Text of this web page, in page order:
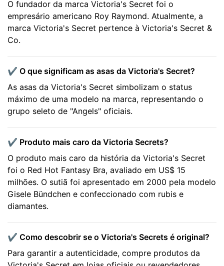
O fundador da marca Victoria's Secret foi o
empresário americano Roy Raymond. Atualmente, a
marca Victoria's Secret pertence à Victoria's Secret &
Co.
✔️ O que significam as asas da Victoria's Secret?
As asas da Victoria's Secret simbolizam o status
máximo de uma modelo na marca, representando o
grupo seleto de "Angels" oficiais.
✔️ Produto mais caro da Victoria Secrets?
O produto mais caro da história da Victoria's Secret
foi o Red Hot Fantasy Bra, avaliado em US$ 15
milhões. O sutiã foi apresentado em 2000 pela modelo
Gisele Bündchen e confeccionado com rubis e
diamantes.
✔️ Como descobrir se o Victoria's Secrets é original?
Para garantir a autenticidade, compre produtos da